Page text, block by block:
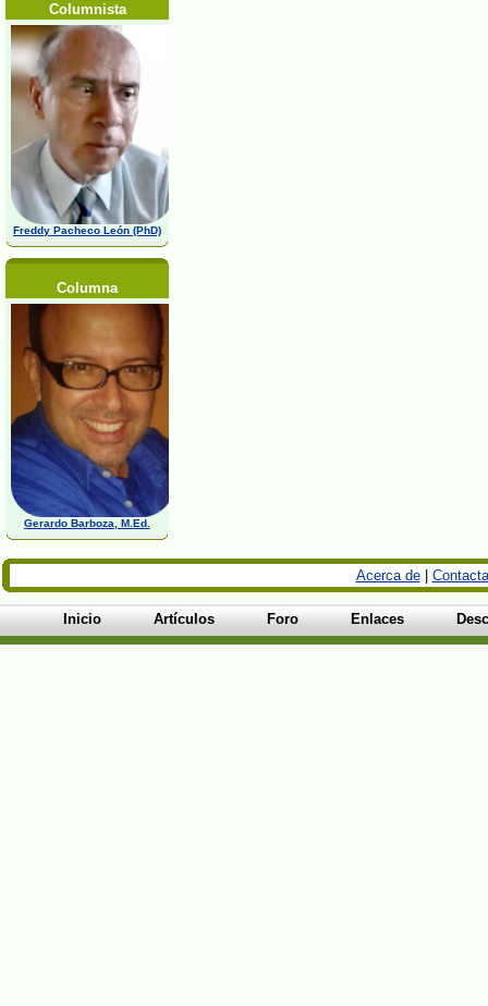
Columnista
Freddy Pacheco León (PhD)
Columna
Gerardo Barboza, M.Ed.
Acerca de|
Inicio Artículos Foro Enlaces